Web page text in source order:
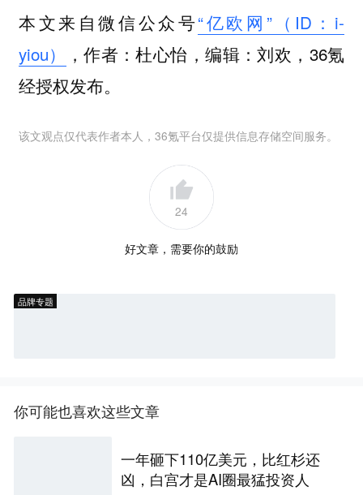
本文来自微信公众号“亿欧网”（ID：i-
yiou）
，作者：杜心怡，编辑：刘欢，36氪
经授权发布。
该文观点仅代表作者本人，36氪平台仅提供信息存储空间服务。
24
好文章，需要你的鼓励
品牌专题
你可能也喜欢这些文章
一年砸下110亿美元，比红杉还
凶，白宫才是AI圈最猛投资人